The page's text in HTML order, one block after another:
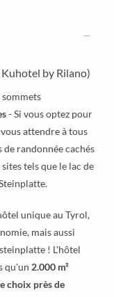
by Rilano)
- Si vous optez pour
attendre à tous
randonnée cachés
tels que le lac de
unique au Tyrol,
mais aussi
! L'hôtel
qu'un 2.000 m²
choix près de